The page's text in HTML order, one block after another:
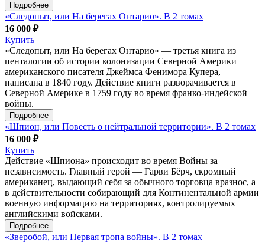
Подробнее
«Следопыт, или На берегах Онтарио». В 2 томах
16 000 ₽
Купить
«Следопыт, или На берегах Онтарио» — третья книга из
пенталогии об истории колонизации Северной Америки
американского писателя Джеймса Фенимора Купера,
написана в 1840 году. Действие книги разворачивается в
Северной Америке в 1759 году во время франко-индейской
войны.
Подробнее
«Шпион, или Повесть о нейтральной территории». В 2 томах
16 000 ₽
Купить
Действие «Шпиона» происходит во время Войны за
независимость. Главный герой — Гарви Бёрч, скромный
американец, выдающий себя за обычного торговца вразнос, а
в действительности собирающий для Континентальной армии
военную информацию на территориях, контролируемых
английскими войсками.
Подробнее
«Зверобой, или Первая тропа войны». В 2 томах